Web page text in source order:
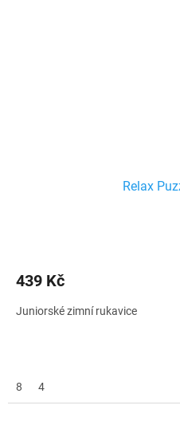
Relax
439 Kč
Juniorské zimní rukavice
8 4